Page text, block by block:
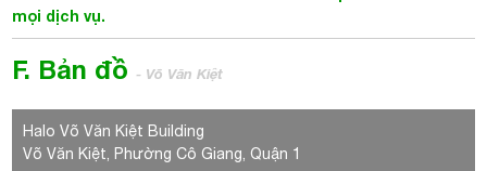
F. Bản đồ
Võ Văn Kiệt, Phường Cô Giang, Quận 1